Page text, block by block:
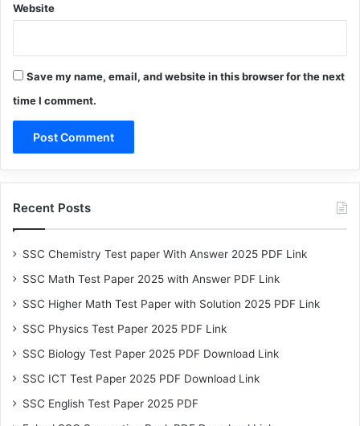
Website
Save my name, email, and website in this browser for the next
time I comment.
Recent Posts
SSC Chemistry Test paper With Answer 2025 PDF Link
SSC Math Test Paper 2025 with Answer PDF Link
SSC Higher Math Test Paper with Solution 2025 PDF Link
SSC Physics Test Paper 2025 PDF Link
SSC Biology Test Paper 2025 PDF Download Link
SSC ICT Test Paper 2025 PDF Download Link
SSC English Test Paper 2025 PDF